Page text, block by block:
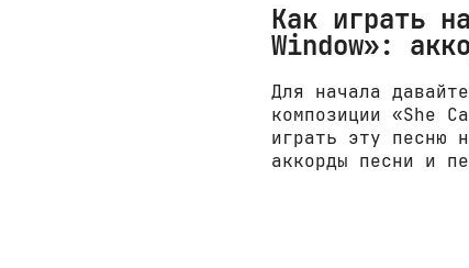
Как играть
Window»:
Для начала
композиции «She
играть эту песню
аккорды песни и